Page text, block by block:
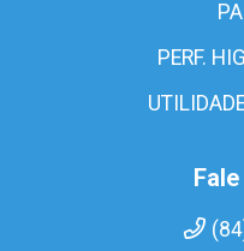
PERF.